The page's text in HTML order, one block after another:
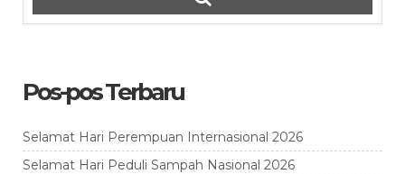
Pos-pos Terbaru
Selamat Hari Perempuan Internasional 2026
Selamat Hari Peduli Sampah Nasional 2026